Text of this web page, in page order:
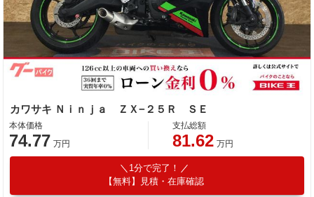
カワサキ Ｎｉｎｊａ ＺＸ−２５Ｒ ＳＥ
本体価格
74.77 万円
支払総額
81.62 万円
1分で完了！
【無料】見積・在庫確認